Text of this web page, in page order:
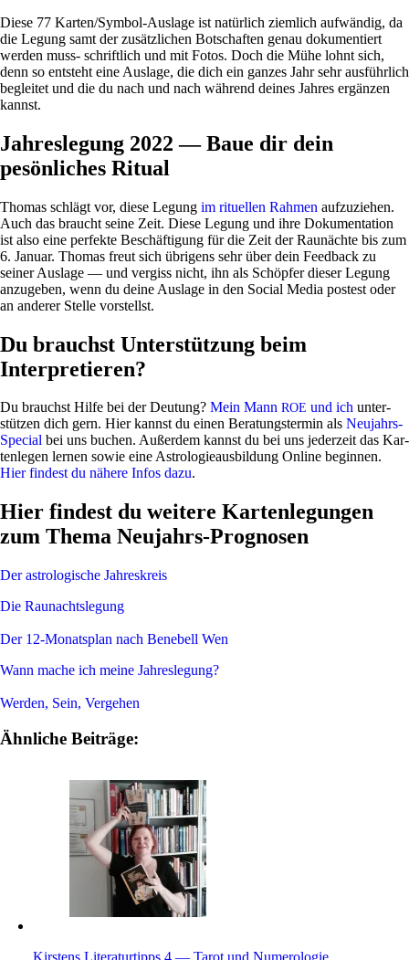
Diese 77 Kar­ten/­Symbol-Aus­lage ist natür­lich ziem­lich auf­wändig, da
die Legung samt der zusätz­li­chen Bot­schaften genau doku­men­tiert
werden muss- schrift­lich und mit Fotos. Doch die Mühe lohnt sich,
denn so ent­steht eine Aus­lage, die dich ein ganzes Jahr sehr aus­führ­lich
begleitet und die du nach und nach wäh­rend deines Jahres ergänzen
kannst.
Jahreslegung 2022 — Baue dir dein
pesönliches Ritual
Thomas schlägt vor, diese Legung im ritu­ellen Rahmen auf­zu­ziehen.
Auch das braucht seine Zeit. Diese Legung und ihre Doku­men­ta­tion
ist also eine per­fekte Beschäf­ti­gung für die Zeit der Rau­nächte bis zum
6. Januar. Thomas freut sich übri­gens sehr über dein Feed­back zu
seiner Aus­lage — und ver­giss nicht, ihn als Schöpfer dieser Legung
anzu­geben, wenn du deine Aus­lage in den Social Media postest oder
an anderer Stelle vorstellst.
Du brauchst Unterstützung beim
Interpretieren?
Du brauchst Hilfe bei der Deu­tung? Mein Mann ROE und ich unter­
stützen dich gern. Hier kannst du einen Bera­tungs­termin als Neu­jahrs-
Spe­cial bei uns buchen. Außerdem kannst du bei uns jeder­zeit das Kar­
ten­legen lernen sowie eine Astro­lo­gie­aus­bil­dung Online beginnen.
Hier fin­dest du nähere Infos dazu.
Hier findest du weitere Kartenlegungen
zum Thema Neujahrs-Prognosen
Der astro­lo­gi­sche Jahreskreis
Die Rau­n­achts­le­gung
Der 12-Monats­plan nach Bene­bell Wen
Wann mache ich meine Jah­res­le­gung?
Werden, Sein, Vergehen
Ähnliche Beiträge:
Kir­stens Lite­ra­tur­tipps 4 — Tarot und Numerologie